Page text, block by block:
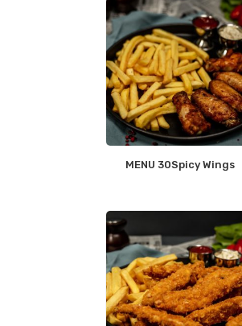
MENU 30Spicy Wings